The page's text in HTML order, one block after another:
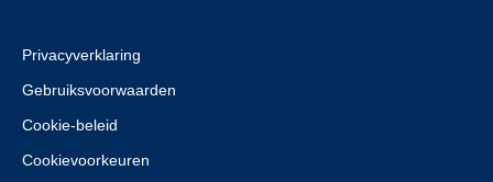
Privacyverklaring
Gebruiksvoorwaarden
Cookie-beleid
Cookievoorkeuren